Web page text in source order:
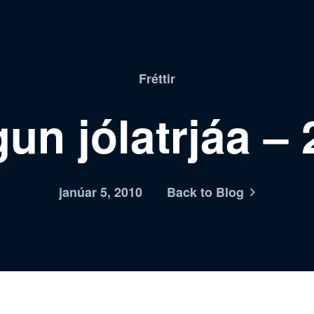
Fréttir
jólatrjáa –
janúar 5, 2010 Back to Blog